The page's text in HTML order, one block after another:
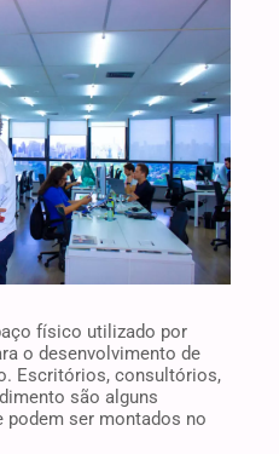
físico utilizado por
o desenvolvimento de
Escritórios, consultórios,
são alguns
podem ser montados no